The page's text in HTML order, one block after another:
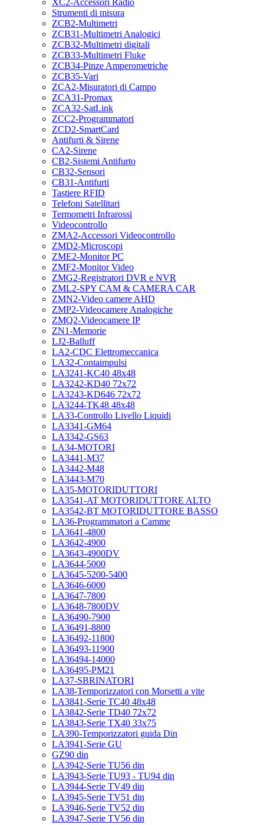
XC2-Accessori Radio
Strumenti di misura
ZCB2-Multimetri
ZCB31-Multimetri Analogici
ZCB32-Multimetri digitali
ZCB33-Multimetri Fluke
ZCB34-Pinze Amperometriche
ZCB35-Vari
ZCA2-Misuratori di Campo
ZCA31-Promax
ZCA32-SatLink
ZCC2-Programmatori
ZCD2-SmartCard
Antifurti & Sirene
CA2-Sirene
CB2-Sistemi Antifurto
CB32-Sensori
CB31-Antifurti
Tastiere RFID
Telefoni Satellitari
Termometri Infrarossi
Videocontrollo
ZMA2-Accessori Videocontrollo
ZMD2-Microscopi
ZME2-Monitor PC
ZMF2-Monitor Video
ZMG2-Registratori DVR e NVR
ZML2-SPY CAM & CAMERA CAR
ZMN2-Video camere AHD
ZMP2-Videocamere Analogiche
ZMQ2-Videocamere IP
ZN1-Memorie
LJ2-Balluff
LA2-CDC Elettromeccanica
LA32-Contaimpulsi
LA3241-KC40 48x48
LA3242-KD40 72x72
LA3243-KD646 72x72
LA3244-TK48 48x48
LA33-Controllo Livello Liquidi
LA3341-GM64
LA3342-GS63
LA34-MOTORI
LA3441-M37
LA3442-M48
LA3443-M70
LA35-MOTORIDUTTORI
LA3541-AT MOTORIDUTTORE ALTO
LA3542-BT MOTORIDUTTORE BASSO
LA36-Programmatori a Camme
LA3641-4800
LA3642-4900
LA3643-4900DV
LA3644-5000
LA3645-5200-5400
LA3646-6000
LA3647-7800
LA3648-7800DV
LA36490-7900
LA36491-8800
LA36492-11800
LA36493-11900
LA36494-14000
LA36495-PM21
LA37-SBRINATORI
LA38-Temporizzatori con Morsetti a vite
LA3841-Serie TC40 48x48
LA3842-Serie TD40 72x72
LA3843-Serie TX40 33x75
LA390-Temporizzatori guida Din
LA3941-Serie GU
GZ90 din
LA3942-Serie TU56 din
LA3943-Serie TU93 - TU94 din
LA3944-Serie TV49 din
LA3945-Serie TV51 din
LA3946-Serie TV52 din
LA3947-Serie TV56 din